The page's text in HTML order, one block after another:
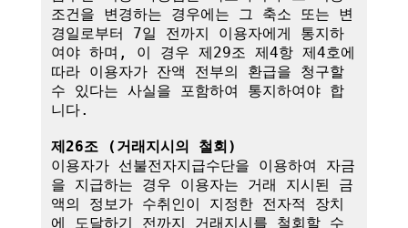
조건을 변경하는 경우에는 그 축소 또는 변
경일로부터 7일 전까지 이용자에게 통지하
여야 하며, 이 경우 제29조 제4항 제4호에
따라 이용자가 잔액 전부의 환급을 청구할
수 있다는 사실을 포함하여 통지하여야 합
니다.
제26조 (거래지시의 철회)
이용자가 선불전자지급수단을 이용하여 자금
을 지급하는 경우 이용자는 거래 지시된 금
액의 정보가 수취인이 지정한 전자적 장치
에 도달하기 전까지 거래지시를 철회할 수